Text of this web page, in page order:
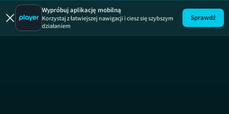
Uwaga!
Wypróbuj aplikację mobilną
Korzystaj z łatwiejszej nawigacji i ciesz się szybszym
działaniem
Sprawdź